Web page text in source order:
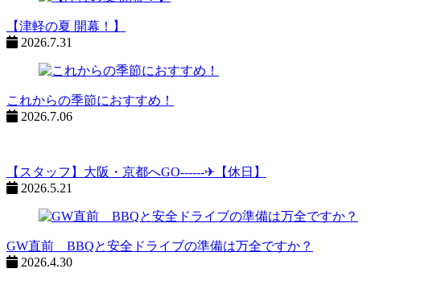
%title
【津軽の夏 開幕！】
2026.7.31
これからの季節におすすめ！
2026.7.06
【スタッフ】大阪・京都へGO------✈【休日】
2026.5.21
GW直前 BBQと安全ドライブの準備は万全ですか？
2026.4.30